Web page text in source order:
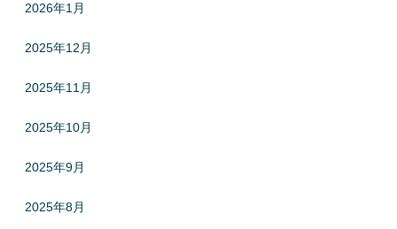
2026年1月
2025年12月
2025年11月
2025年10月
2025年9月
2025年8月